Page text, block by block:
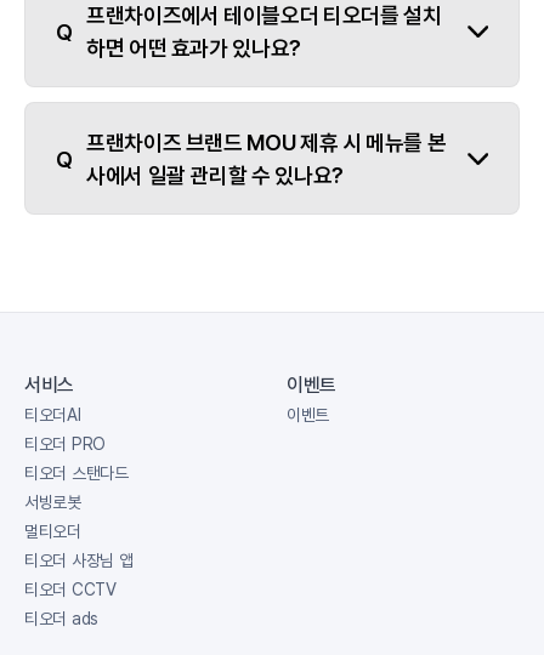
프랜차이즈에서 테이블오더 티오더를 설치
하면 어떤 효과가 있나요?
프랜차이즈 브랜드 MOU 제휴 시 메뉴를 본
사에서 일괄 관리할 수 있나요?
서비스
티오더AI
티오더 PRO
티오더 스탠다드
서빙로봇
멀티오더
티오더 사장님 앱
티오더 CCTV
티오더 ads
이벤트
이벤트